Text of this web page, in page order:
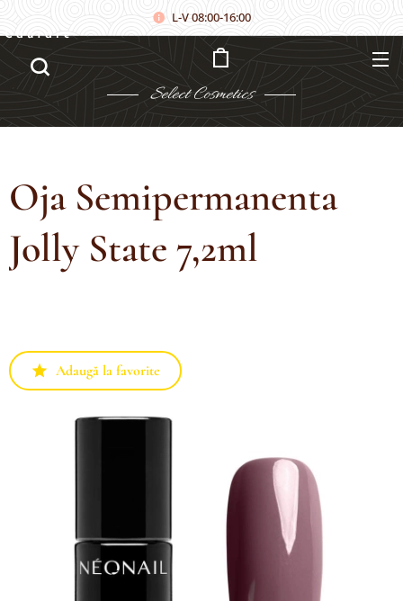
L-V 08:00-16:00
Select Cosmetics
Căutare
Oja Semipermanenta
Jolly State 7,2ml
Adaugă la favorite